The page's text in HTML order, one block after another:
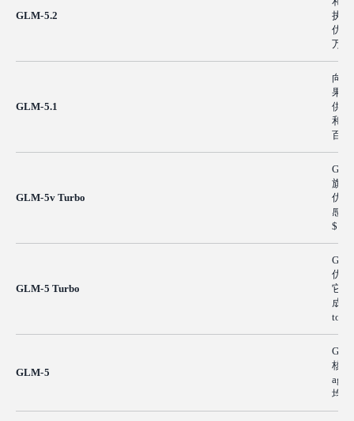
GLM-5.2
执
优
万
GLM-5.1
向
果
供
和
百万
GLM-5v Turbo
旗
优
感
$1.2
GLM-5 Turbo
优
它
成
GLM-5
核
均